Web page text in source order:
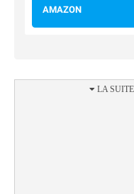
AMAZON